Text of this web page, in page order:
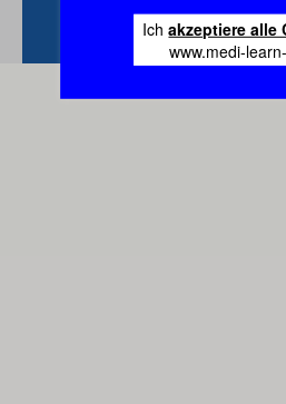
Ichakzeptiere
www.medi-
Zurück